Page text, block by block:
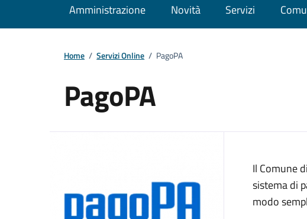
Amministrazione Novità Servizi
Home / Servizi Online / PagoPA
PagoPA
Il Comune
sistema di
modo